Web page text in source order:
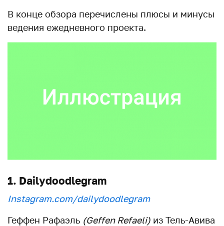
В конце обзора перечислены плюсы и минусы
ведения ежедневного проекта.
1. Dailydoodlegram
Instagram.com/dailydoodlegram
Геффен Рафаэль (Geffen Refaeli) из Тель-Авива